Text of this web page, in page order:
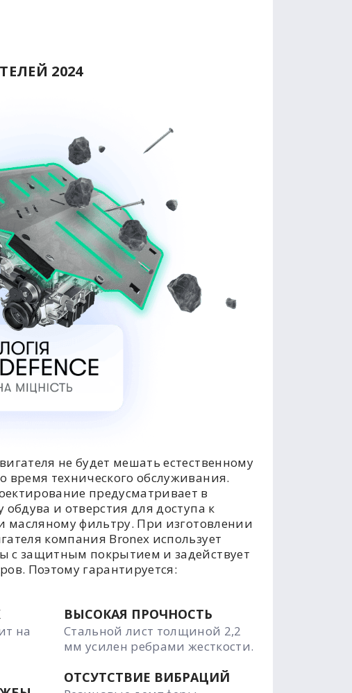
2024
не будет мешать естественному
технического обслуживания.
предусматривает в
обдува и отверстия для доступа к
масляному фильтру. При изготовлении
компания Bronex использует
с защитным покрытием и задействует
Поэтому гарантируется:
на
ВЫСОКАЯ ПРОЧНОСТЬ
Стальной лист толщиной 2,2
мм усилен ребрами жесткости.
ОТСУТСТВИЕ ВИБРАЦИЙ